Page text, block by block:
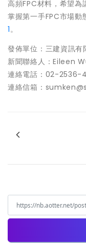
高頻FPC材料，希望為
掌握第一手FPC市場動
1。
發佈單位：三建資訊有
新聞聯絡人：Eileen
連絡電話：02-2536-
連絡信箱：